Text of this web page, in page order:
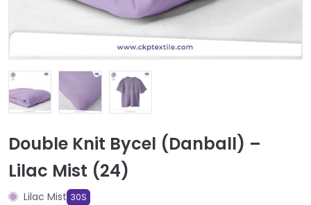
Double Knit Bycel (Danball) –
Lilac Mist (24)
Lilac Mist 30S